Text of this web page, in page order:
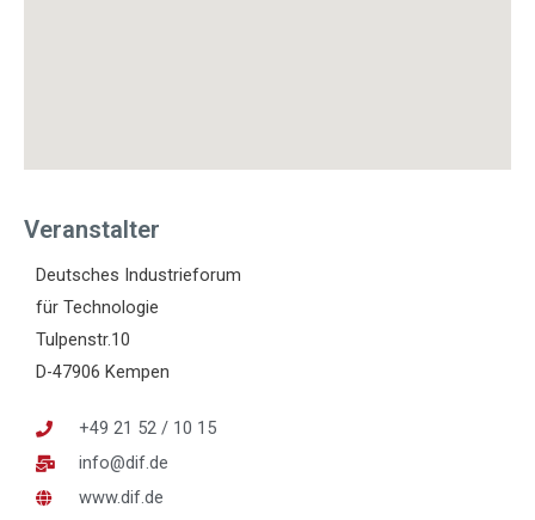
Veranstalter
Deutsches Industrieforum
für Technologie
Tulpenstr.10
D-47906 Kempen
+49 21 52 / 10 15
info@dif.de
www.dif.de